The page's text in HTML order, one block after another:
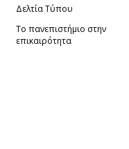
Δελτία Τύπου
Το πανεπιστήμιο στην
επικαιρότητα